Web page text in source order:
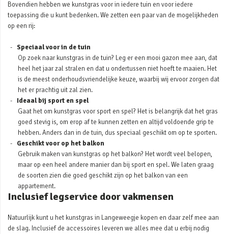
Bovendien hebben we kunstgras voor in iedere tuin en voor iedere
toepassing die u kunt bedenken. We zetten een paar van de mogelijkheden
op een rij:
Speciaal voor in de tuin
Op zoek naar kunstgras in de tuin? Leg er een mooi gazon mee aan, dat
heel het jaar zal stralen en dat u ondertussen niet hoeft te maaien. Het
is de meest onderhoudsvriendelijke keuze, waarbij wij ervoor zorgen dat
het er prachtig uit zal zien.
Ideaal bij sport en spel
Gaat het om kunstgras voor sport en spel? Het is belangrijk dat het gras
goed stevig is, om erop af te kunnen zetten en altijd voldoende grip te
hebben. Anders dan in de tuin, dus speciaal geschikt om op te sporten.
Geschikt voor op het balkon
Gebruik maken van kunstgras op het balkon? Het wordt veel belopen,
maar op een heel andere manier dan bij sport en spel. We laten graag
de soorten zien die goed geschikt zijn op het balkon van een
appartement.
Inclusief legservice door vakmensen
Natuurlijk kunt u het kunstgras in Langeweegje kopen en daar zelf mee aan
de slag. Inclusief de accessoires leveren we alles mee dat u erbij nodig